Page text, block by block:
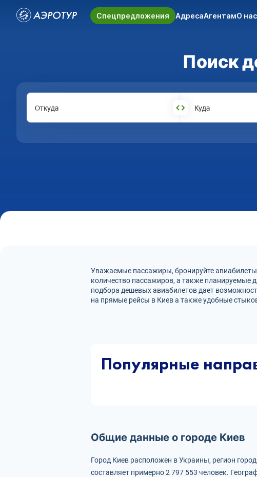
Спецпредложения АдресаАгентамО нас
Поиск
Откуда Куда
Уважаемые пассажиры, бронируйте
количество пассажиров, а также планируемые
подбора дешевых авиабилетов дает
на прямые рейсы в Киев а также удобные
Популярные
Общие данные о городе Киев
Город Киев расположен в Украины, регион
составляет примерно 2 797 553 человек.